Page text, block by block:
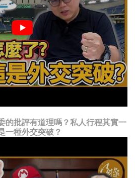
的批評有道理嗎？私人行程其實一
一種外交突破？